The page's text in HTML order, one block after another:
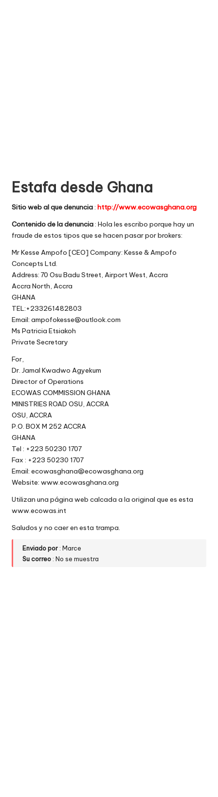
ti
o
s
w
e
b
s
Estafa desde Ghana
Sitio web al que denuncia: http://www.ecowasghana.org
Contenido de la denuncia: Hola les escribo porque hay un
fraude de estos tipos que se hacen pasar por brokers:
Mr Kesse Ampofo [CEO] Company: Kesse & Ampofo
Concepts Ltd.
Address: 70 Osu Badu Street, Airport West, Accra
Accra North, Accra
GHANA
TEL:+233261482803
Email: ampofokesse@outlook.com
Ms Patricia Etsiakoh
Private Secretary
For,
Dr. Jamal Kwadwo Agyekum
Director of Operations
ECOWAS COMMISSION GHANA
MINISTRIES ROAD OSU, ACCRA
OSU, ACCRA
P.O. BOX M 252 ACCRA
GHANA
Tel : +223 50230 1707
Fax : +223 50230 1707
Email: ecowasghana@ecowasghana.org
Website: www.ecowasghana.org
Utilizan una página web calcada a la original que es esta
www.ecowas.int
Saludos y no caer en esta trampa.
Enviado por : Marce
Su correo : No se muestra